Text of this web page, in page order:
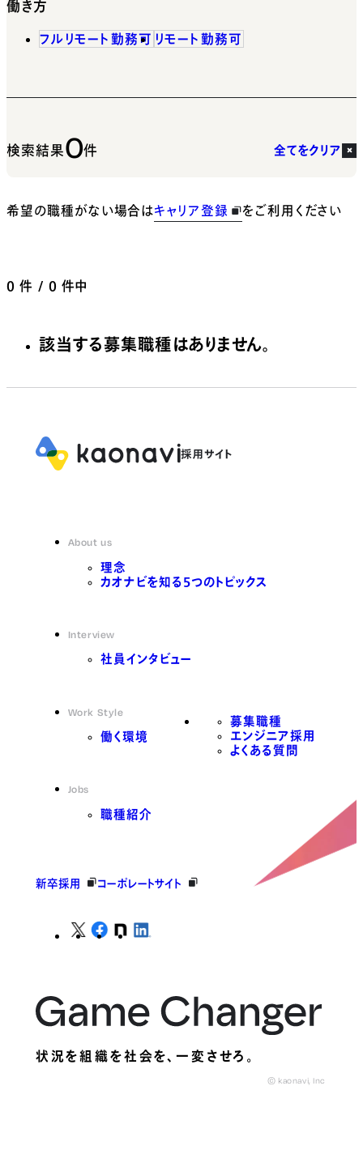
働き方
フルリモート勤務可 リモート勤務可
検索結果0件 全てをクリア
希望の職種がない場合はキャリア登録 をご利用ください
0 件 / 0 件中
該当する募集職種はありません。
About us
理念
カオナビを知る5つのトピックス
Interview
社員インタビュー
Work Style
働く環境
Jobs
職種紹介
募集職種
エンジニア採用
よくある質問
新卒採用 コーポレートサイト
状況を組織を社会を、一変させろ。
© kaonavi, Inc